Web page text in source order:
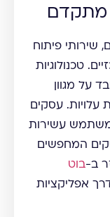
מתקדם
שירותי פיתוח
טכנולוגיות
על מגוון
עלויות. עסקים
משתמש עשירות
המחפשים
ב-בוט
אפליקציות